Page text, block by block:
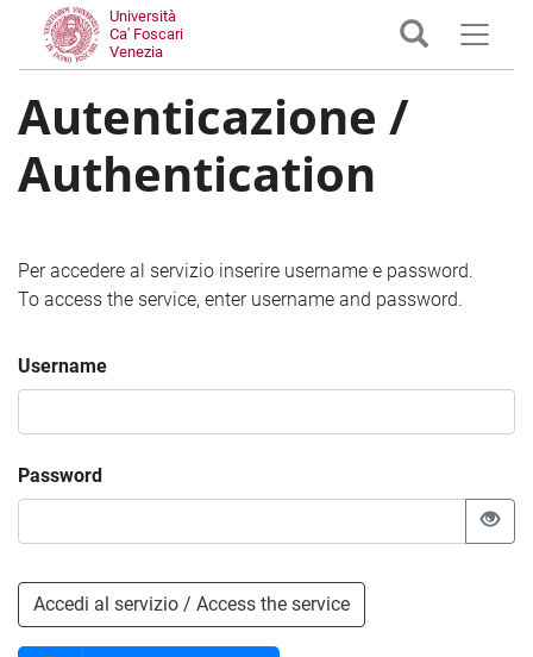
Università
Ca' Foscari
Venezia
Autenticazione /
Authentication
Per accedere al servizio inserire username e password.
To access the service, enter username and password.
Username
Password
Accedi al servizio / Access the service